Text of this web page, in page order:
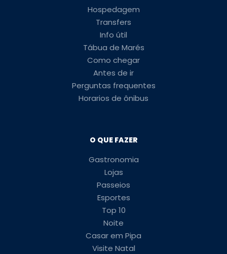
Hospedagem
Transfers
Info útil
Tábua de Marés
Como chegar
Antes de ir
Perguntas frequentes
Horarios de ônibus
O QUE FAZER
Gastronomia
Lojas
Passeios
Esportes
Top 10
Noite
Casar em Pipa
Visite Natal